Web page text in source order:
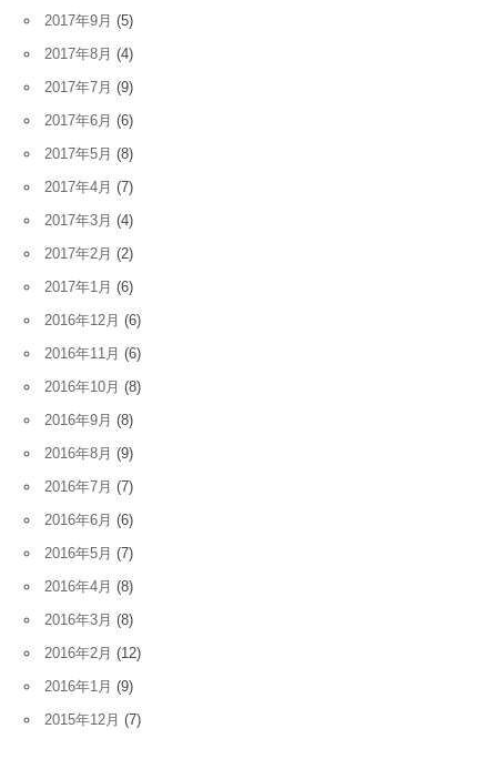
2017年9月 (5)
2017年8月 (4)
2017年7月 (9)
2017年6月 (6)
2017年5月 (8)
2017年4月 (7)
2017年3月 (4)
2017年2月 (2)
2017年1月 (6)
2016年12月 (6)
2016年11月 (6)
2016年10月 (8)
2016年9月 (8)
2016年8月 (9)
2016年7月 (7)
2016年6月 (6)
2016年5月 (7)
2016年4月 (8)
2016年3月 (8)
2016年2月 (12)
2016年1月 (9)
2015年12月 (7)